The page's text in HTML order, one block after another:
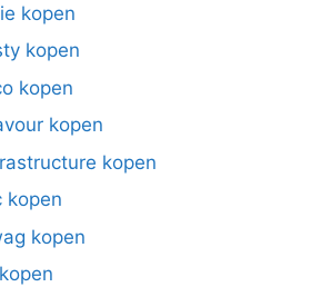
kopen
kopen
kopen
kopen
kopen
kopen
kopen